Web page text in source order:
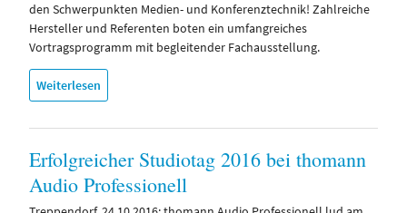
den Schwerpunkten Medien- und Konferenztechnik! Zahlreiche
Hersteller und Referenten boten ein umfangreiches
Vortragsprogramm mit begleitender Fachausstellung.
Weiterlesen
Erfolgreicher Studiotag 2016 bei thomann
Audio Professionell